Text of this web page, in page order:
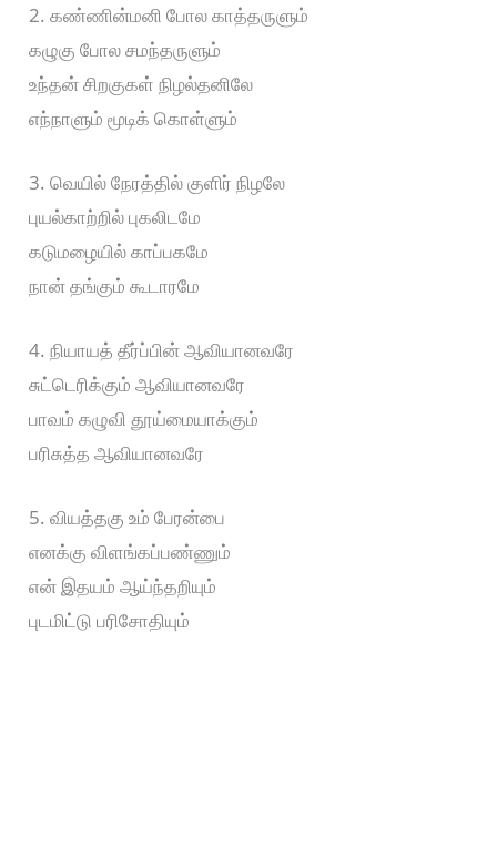
2. கண்ணின்மனி போல காத்தருளும்
கழுகு போல சமந்தருளும்
உந்தன் சிறகுகள் நிழல்தனிலே
எந்நாளும் மூடிக் கொள்ளும்
3. வெயில் நேரத்தில் குளிர் நிழலே
புயல்காற்றில் புகலிடமே
கடுமழையில் காப்பகமே
நான் தங்கும் கூடாரமே
4. நியாயத் தீர்ப்பின் ஆவியானவரே
சுட்டெரிக்கும் ஆவியானவரே
பாவம் கழுவி தூய்மையாக்கும்
பரிசுத்த ஆவியானவரே
5. வியத்தகு உம் பேரன்பை
எனக்கு விளங்கப்பண்ணும்
என் இதயம் ஆய்ந்தறியும்
புடமிட்டு பரிசோதியும்